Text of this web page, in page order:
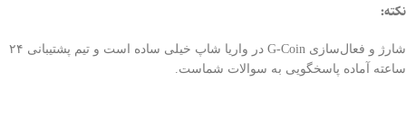
نکته:
شارژ و فعال‌سازی G-Coin در واریا شاپ خیلی ساده است و تیم پشتیبانی ۲۴
ساعته آماده پاسخگویی به سوالات شماست.